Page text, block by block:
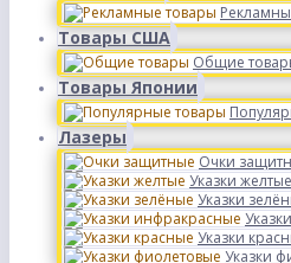
Товары США
Общие
Товары Японии
Лазеры
Очки
Указки желтые
Указки
Указки
Указки